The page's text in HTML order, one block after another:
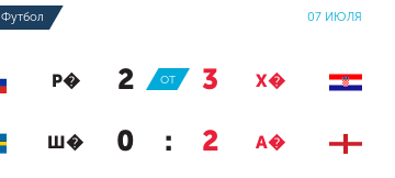
Футбол 07 ИЮЛЯ
Р� 2 : 3 Х�
ОТ
Ш� 0 : 2 А�